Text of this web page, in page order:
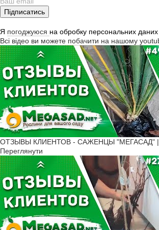
Підписатись
Я погоджуюся на обробку персональних даних
Всі відео ви можете побачити на нашому
ОТЗЫВЫ КЛИЕНТОВ - САЖЕНЦЫ "МЕГАСАД" |
Переглянути